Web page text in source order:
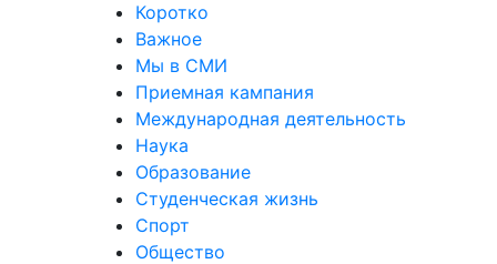
Коротко
Важное
Мы в СМИ
Приемная кампания
Международная деятельность
Наука
Образование
Студенческая жизнь
Спорт
Общество